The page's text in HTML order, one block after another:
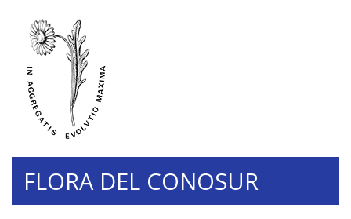
FLORA DEL CONOSUR